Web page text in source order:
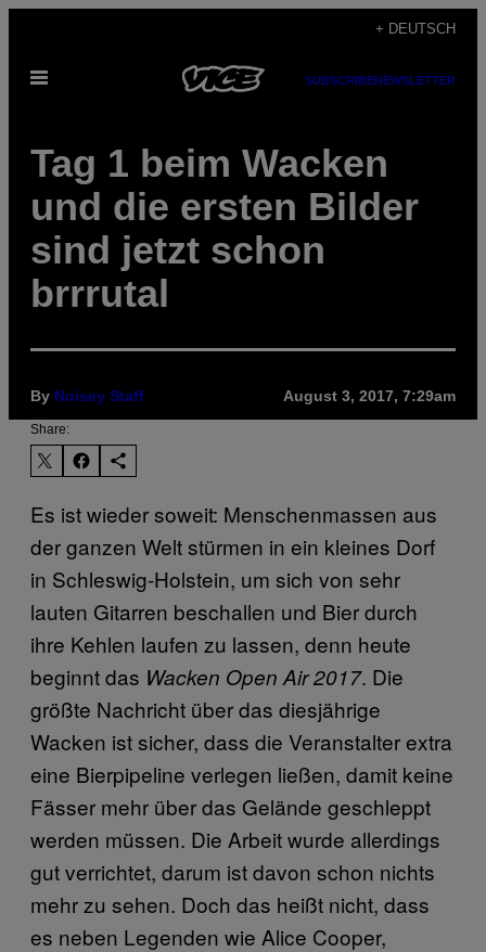
content
+ DEUTSCH
Open
SUBSCRIBENEWSLETTER
Tag 1 beim Wacken
und die ersten Bilder
sind jetzt schon
brrrutal
By Noisey Staff August 3, 2017, 7:29am
Share:
Es ist wieder soweit: Menschenmassen aus
der ganzen Welt stürmen in ein kleines Dorf
in Schleswig-Holstein, um sich von sehr
lauten Gitarren beschallen und Bier durch
ihre Kehlen laufen zu lassen, denn heute
beginnt das Wacken Open Air 2017. Die
größte Nachricht über das diesjährige
Wacken ist sicher, dass die Veranstalter extra
eine Bierpipeline verlegen ließen, damit keine
Fässer mehr über das Gelände geschleppt
werden müssen. Die Arbeit wurde allerdings
gut verrichtet, darum ist davon schon nichts
mehr zu sehen. Doch das heißt nicht, dass
es neben Legenden wie Alice Cooper,